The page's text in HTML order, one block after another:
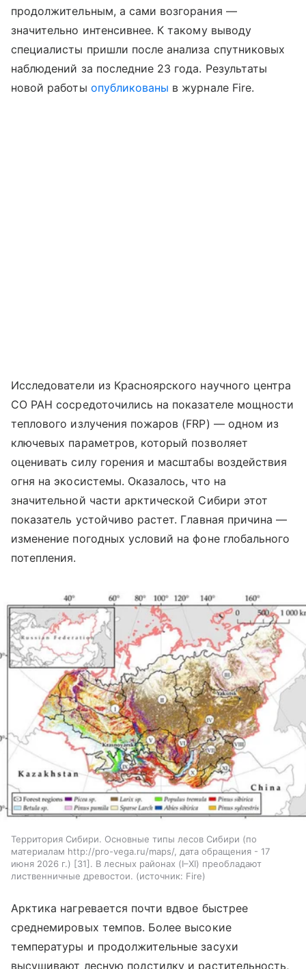
продолжительным, а сами возгорания —
значительно интенсивнее. К такому выводу
специалисты пришли после анализа спутниковых
наблюдений за последние 23 года. Результаты
новой работы опубликованы в журнале Fire.
Исследователи из Красноярского научного центра
СО РАН сосредоточились на показателе мощности
теплового излучения пожаров (FRP) — одном из
ключевых параметров, который позволяет
оценивать силу горения и масштабы воздействия
огня на экосистемы. Оказалось, что на
значительной части арктической Сибири этот
показатель устойчиво растет. Главная причина —
изменение погодных условий на фоне глобального
потепления.
Территория Сибири. Основные типы лесов Сибири (по
материалам http://pro-vega.ru/maps/, дата обращения - 17
июня 2026 г.) [31]. В лесных районах (I–XI) преобладают
лиственничные древостои.
источник: Fire
Арктика нагревается почти вдвое быстрее
среднемировых темпов. Более высокие
температуры и продолжительные засухи
высушивают лесную подстилку и растительность,